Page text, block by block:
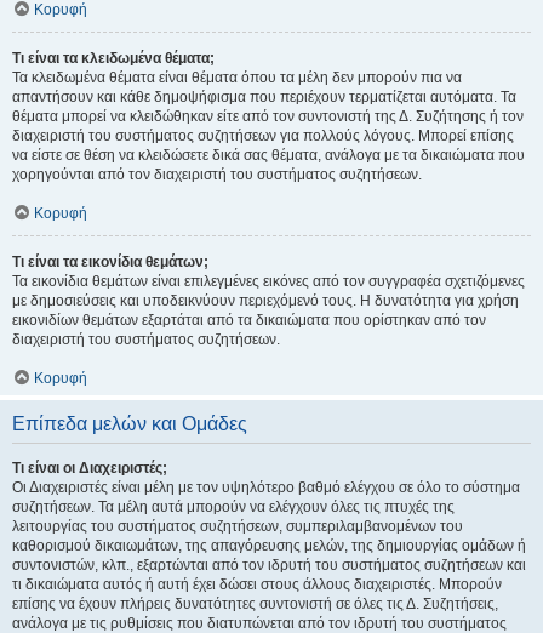
Κορυφή
Τι είναι τα κλειδωμένα θέματα;
Τα κλειδωμένα θέματα είναι θέματα όπου τα μέλη δεν μπορούν πια να
απαντήσουν και κάθε δημοψήφισμα που περιέχουν τερματίζεται αυτόματα. Τα
θέματα μπορεί να κλειδώθηκαν είτε από τον συντονιστή της Δ. Συζήτησης ή τον
διαχειριστή του συστήματος συζητήσεων για πολλούς λόγους. Μπορεί επίσης
να είστε σε θέση να κλειδώσετε δικά σας θέματα, ανάλογα με τα δικαιώματα που
χορηγούνται από τον διαχειριστή του συστήματος συζητήσεων.
Κορυφή
Τι είναι τα εικονίδια θεμάτων;
Τα εικονίδια θεμάτων είναι επιλεγμένες εικόνες από τον συγγραφέα σχετιζόμενες
με δημοσιεύσεις και υποδεικνύουν περιεχόμενό τους. Η δυνατότητα για χρήση
εικονιδίων θεμάτων εξαρτάται από τα δικαιώματα που ορίστηκαν από τον
διαχειριστή του συστήματος συζητήσεων.
Κορυφή
Επίπεδα μελών και Ομάδες
Τι είναι οι Διαχειριστές;
Οι Διαχειριστές είναι μέλη με τον υψηλότερο βαθμό ελέγχου σε όλο το σύστημα
συζητήσεων. Τα μέλη αυτά μπορούν να ελέγχουν όλες τις πτυχές της
λειτουργίας του συστήματος συζητήσεων, συμπεριλαμβανομένων του
καθορισμού δικαιωμάτων, της απαγόρευσης μελών, της δημιουργίας ομάδων ή
συντονιστών, κλπ., εξαρτώνται από τον ιδρυτή του συστήματος συζητήσεων και
τι δικαιώματα αυτός ή αυτή έχει δώσει στους άλλους διαχειριστές. Μπορούν
επίσης να έχουν πλήρεις δυνατότητες συντονιστή σε όλες τις Δ. Συζητήσεις,
ανάλογα με τις ρυθμίσεις που διατυπώνεται από τον ιδρυτή του συστήματος